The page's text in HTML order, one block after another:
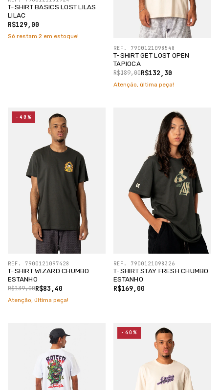
T-SHIRT BASICS LOST LILAS
LILAC
R$129,00
Só restam 2 em estoque!
T-SHIRT GET LOST OPEN
TAPIOCA
R$132,30
R$189,00
REF. 7900121098548
Atenção, última peça!
T-SHIRT WIZARD CHUMBO
ESTANHO
R$83,40
R$139,00
REF. 7900121097428
-40%
Atenção, última peça!
T-SHIRT STAY FRESH CHUMBO
ESTANHO
R$169,00
REF. 7900121098326
-40%